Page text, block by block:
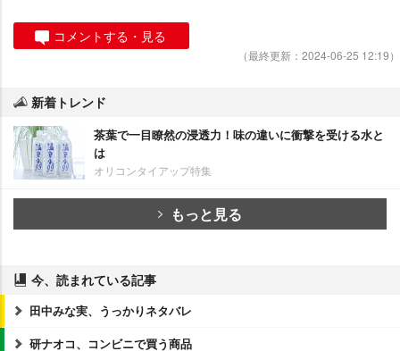
コメントする・見る
（最終更新：2024-06-25 12:19）
新着トレンド
茶葉で一目瞭然の浸透力！味の違いに衝撃を受ける水と
は
オリコンタイアップ特集
もっと見る
今、読まれている記事
田中みな実、うっかりネタバレ
研ナオコ、コンビニで買う商品